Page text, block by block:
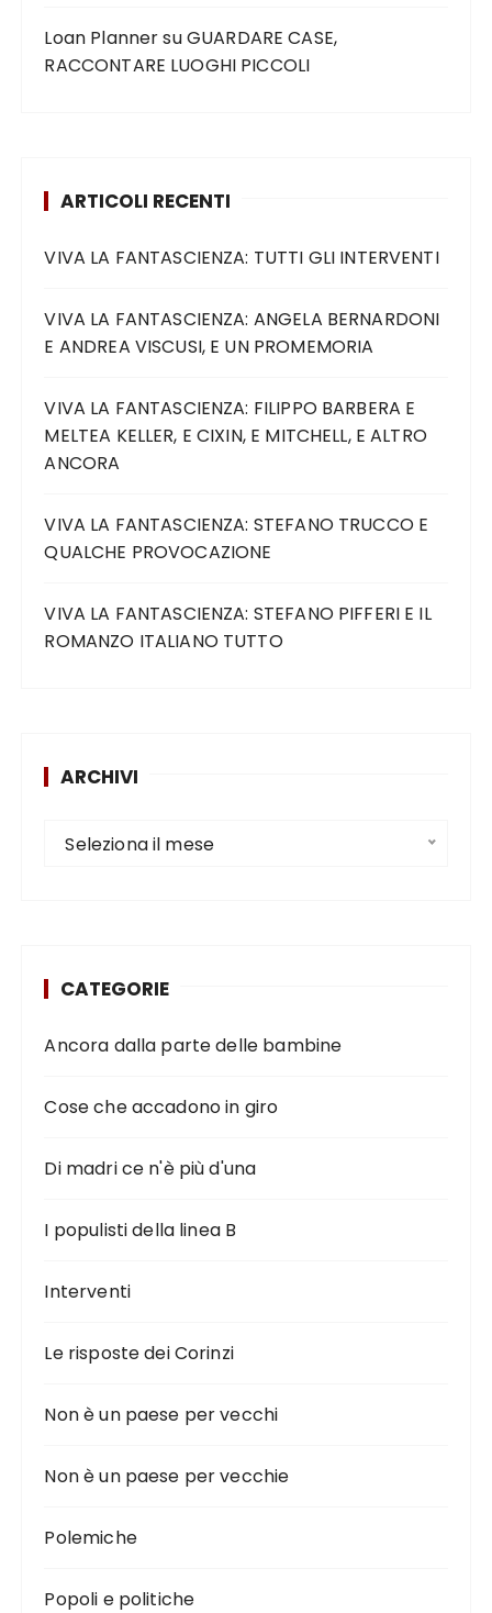
Loan PlannersuGUARDARE CASE,
RACCONTARE LUOGHI PICCOLI
ARTICOLI RECENTI
VIVA LA FANTASCIENZA: TUTTI GLI INTERVENTI
VIVA LA FANTASCIENZA: ANGELA BERNARDONI
E ANDREA VISCUSI, E UN PROMEMORIA
VIVA LA FANTASCIENZA: FILIPPO BARBERA E
MELTEA KELLER, E CIXIN, E MITCHELL, E ALTRO
ANCORA
VIVA LA FANTASCIENZA: STEFANO TRUCCO E
QUALCHE PROVOCAZIONE
VIVA LA FANTASCIENZA: STEFANO PIFFERI E IL
ROMANZO ITALIANO TUTTO
ARCHIVI
Seleziona il mese
CATEGORIE
Ancora dalla parte delle bambine
Cose che accadono in giro
Di madri ce n'è più d'una
I populisti della linea B
Interventi
Le risposte dei Corinzi
Non è un paese per vecchi
Non è un paese per vecchie
Polemiche
Popoli e politiche